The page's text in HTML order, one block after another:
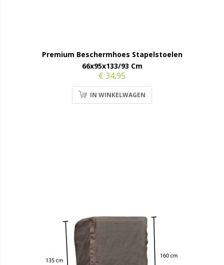
Premium Beschermhoes Stapelstoelen
66x95x133/93 Cm
€ 34,95
IN WINKELWAGEN